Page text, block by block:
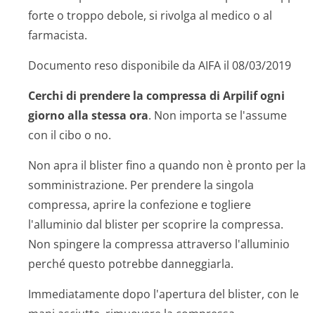
forte o troppo debole, si rivolga al medico o al
farmacista.
Documento reso disponibile da AIFA il 08/03/2019
Cerchi di prendere la compressa di Arpilif ogni
giorno alla stessa ora. Non importa se l'assume
con il cibo o no.
Non apra il blister fino a quando non è pronto per la
somministrazione. Per prendere la singola
compressa, aprire la confezione e togliere
l'alluminio dal blister per scoprire la compressa.
Non spingere la compressa attraverso l'alluminio
perché questo potrebbe danneggiarla.
Immediatamente dopo l'apertura del blister, con le